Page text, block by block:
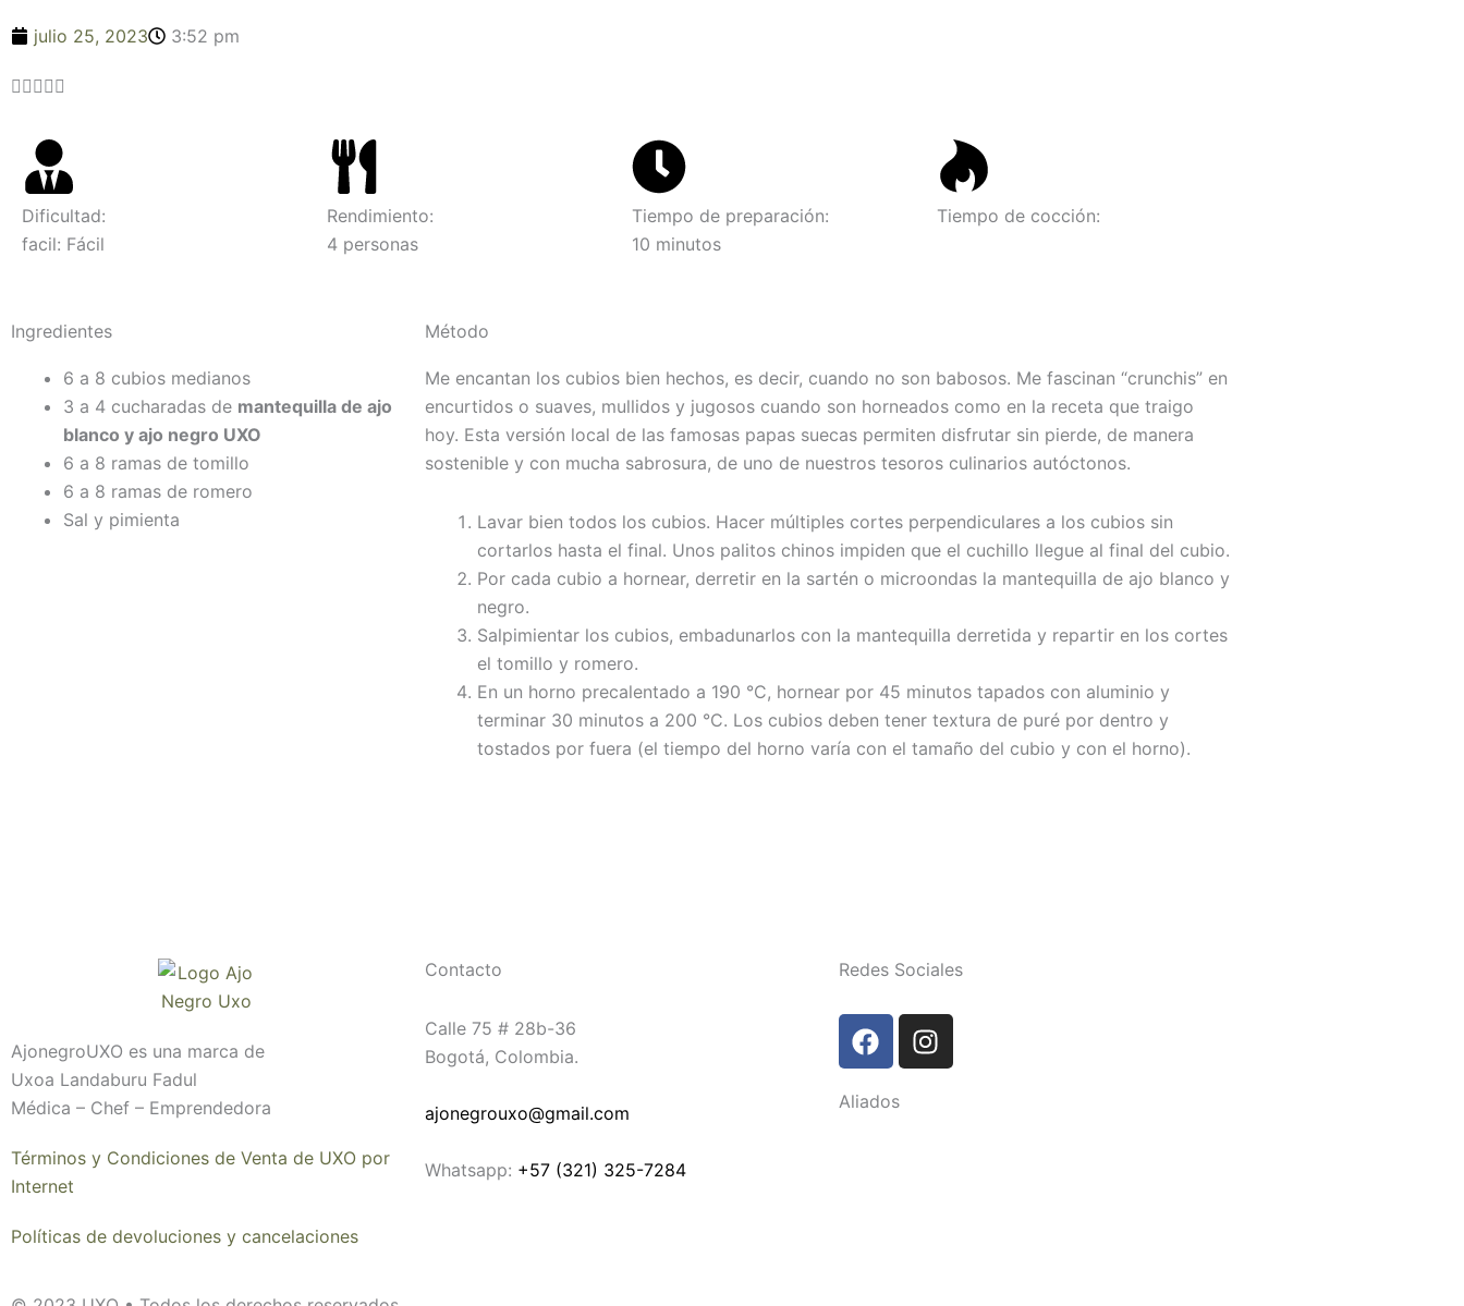
julio 25, 2023 3:52 pm

de
5
Dificultad:
facil: Fácil
Rendimiento:
4 personas
Tiempo de preparación:
10 minutos
Tiempo de cocción:
Ingredientes
6 a 8 cubios medianos
3 a 4 cucharadas de mantequilla de ajo
blanco y ajo negro UXO
6 a 8 ramas de tomillo
6 a 8 ramas de romero
Sal y pimienta
Método
Me encantan los cubios bien hechos, es decir, cuando no son babosos. Me fascinan “crunchis” en
encurtidos o suaves, mullidos y jugosos cuando son horneados como en la receta que traigo
hoy. Esta versión local de las famosas papas suecas permiten disfrutar sin pierde, de manera
sostenible y con mucha sabrosura, de uno de nuestros tesoros culinarios autóctonos.
Lavar bien todos los cubios. Hacer múltiples cortes perpendiculares a los cubios sin
cortarlos hasta el final. Unos palitos chinos impiden que el cuchillo llegue al final del cubio.
Por cada cubio a hornear, derretir en la sartén o microondas la mantequilla de ajo blanco y
negro.
Salpimientar los cubios, embadunarlos con la mantequilla derretida y repartir en los cortes
el tomillo y romero.
En un horno precalentado a 190 °C, hornear por 45 minutos tapados con aluminio y
terminar 30 minutos a 200 °C. Los cubios deben tener textura de puré por dentro y
tostados por fuera (el tiempo del horno varía con el tamaño del cubio y con el horno).
AjonegroUXO es una marca de
Uxoa Landaburu Fadul
Médica – Chef – Emprendedora
Términos y Condiciones de Venta de UXO por
Internet
Políticas de devoluciones y cancelaciones
Contacto
Calle 75 # 28b-36
Bogotá, Colombia.
ajonegrouxo@gmail.com
Whatsapp: +57 (321) 325-7284
Redes Sociales
F
a
e
I
n
Aliados